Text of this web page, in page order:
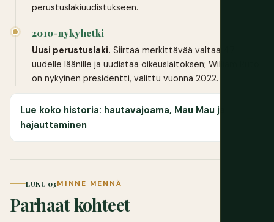
perustuslakiuudistukseen.
2010-nykyhetki
Uusi perustuslaki. Siirtää merkittävää valtaa 47
uudelle läänille ja uudistaa oikeuslaitoksen; William Ruto
on nykyinen presidentti, valittu vuonna 2022.
Lue koko historia: hautavajoama, Mau Mau ja
hajauttaminen
LUKU 03MINNE MENNÄ
Parhaat kohteet